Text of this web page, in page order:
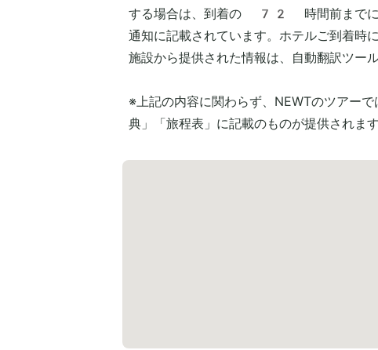
する場合は、到着の 72 時間前までに
通知に記載されています。ホテルご到着時
施設から提供された情報は、自動翻訳ツー
※上記の内容に関わらず、NEWTのツアー
典」「旅程表」に記載のものが提供されます